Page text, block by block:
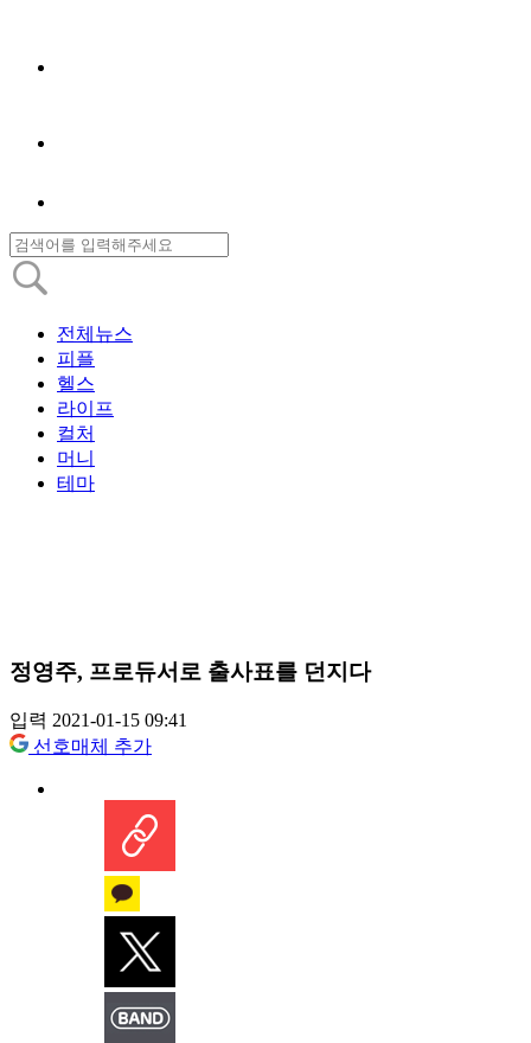
전체뉴스
피플
헬스
라이프
컬처
머니
테마
정영주, 프로듀서로 출사표를 던지다
입력 2021-01-15 09:41
선호매체 추가